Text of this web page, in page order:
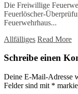
Die Freiwillige
Feuerlöscher-
Feuerwehrhaus...
Allfälliges Read More
Schreibe einen
Deine E-Mail-Adresse
Felder sind mit *